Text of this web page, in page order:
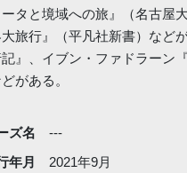
タと境域への旅』（名古屋
旅行』（平凡社新書）など
』、イブン・ファドラーン
がある。
ズ名
---
年月
2021年9月